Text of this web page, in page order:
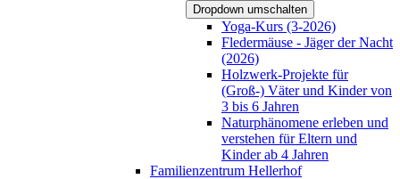
Dropdown umschalten
Yoga-Kurs (3-2026)
Fledermäuse - Jäger der Nacht
(2026)
Holzwerk-Projekte für
(Groß-) Väter und Kinder von
3 bis 6 Jahren
Naturphänomene erleben und
verstehen für Eltern und
Kinder ab 4 Jahren
Familienzentrum Hellerhof